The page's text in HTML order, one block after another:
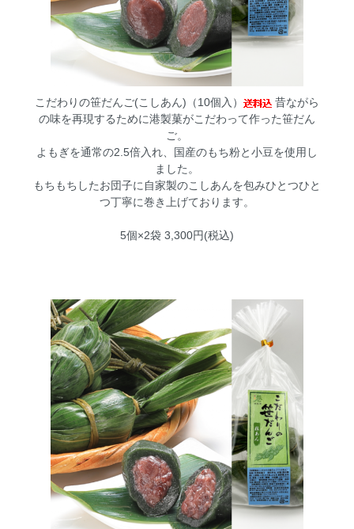
こだわりの笹だんご(こしあん)（10個入）
昔ながら
の味を再現するために港製菓がこだわって作った笹だん
ご。
よもぎを通常の2.5倍入れ、国産のもち粉と小豆を使用し
ました。
もちもちしたお団子に自家製のこしあんを包みひとつひと
つ丁寧に巻き上げております。
5個×2袋 3,300円(税込)